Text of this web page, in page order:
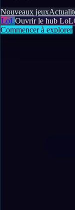
Nouveaux jeux
LoLOuvrir le hub LoL
Commencer à explorer